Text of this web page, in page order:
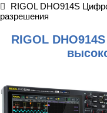
RIGOL DHO914S
разрешения
RIGOL